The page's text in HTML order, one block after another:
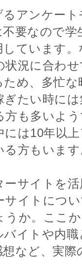
るアンケー
要なので学
ています
状況に合わ
め、多忙
たい時に
方も多いよ
は10年以
る方もいま
サイトを
サイトにつ
か。ここ
イトや内
など、実